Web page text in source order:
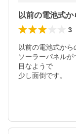
3
以前の電池式から
ソーラーパネル
目なようで
少し面倒です。